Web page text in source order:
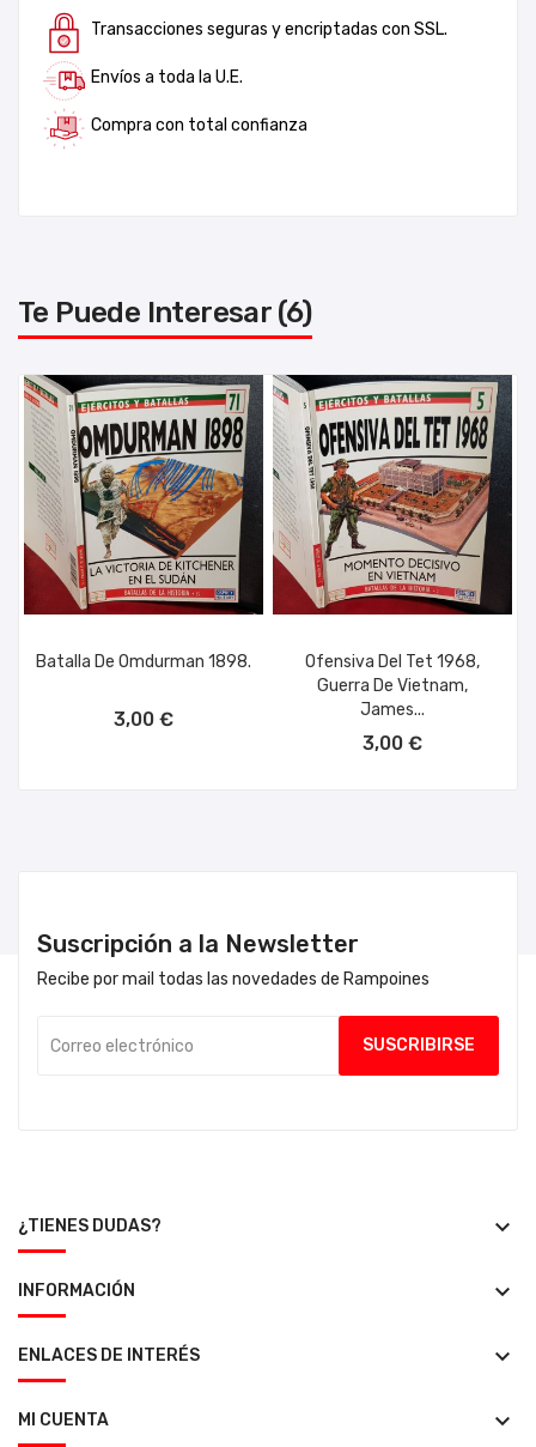
Transacciones seguras y encriptadas con SSL.
Envíos a toda la U.E.
Compra con total confianza
Te Puede Interesar (6)
Batalla De Omdurman 1898.
3,00 €
Ofensiva Del Tet 1968,
Guerra De Vietnam,
James...
3,00 €
Suscripción a la Newsletter
Recibe por mail todas las novedades de Rampoines
¿TIENES DUDAS? keyboard_arrow_down
INFORMACIÓN keyboard_arrow_down
ENLACES DE INTERÉS keyboard_arrow_down
MI CUENTA keyboard_arrow_down